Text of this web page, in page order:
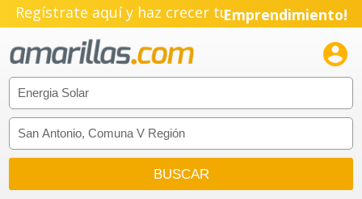
Regístrate aquí y haz crecer tu
Emprendimiento!
